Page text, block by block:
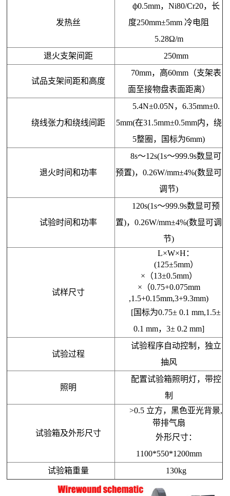
发热丝
ф0.5mm，Ni80/Cr20，长
度250mm±5mm 冷电阻
5.28Ω/m
退火支架间距
250mm
试品支架间距和高度
70mm，高60mm（支架表
面至接物盘表面距离）
绕线张力和绕线间距
5.4N±0.05N，6.35mm±0.
5mm(在31.5mm±0.5mm内，绕
5整圈，国标为6mm)
退火时间和功率
8s～12s(1s～999.9s数显可
预置)，0.26W/mm±4%(数显可
调节)
试验时间和功率
120s(1s～999.9s数显可预
置)，0.26W/mm±4%(数显可调
节)
试样尺寸
L×W×H：
(125±5mm）
×（13±0.5mm）
×（0.75+0.075mm
,1.5+0.15mm,3+9.3mm)
[国标为0.75± 0.1 mm,1.5±
0.1 mm，3± 0.2 mm]
试验过程
试验程序自动控制，独立
抽风
照明
配置试验箱照明灯，带控
制
试验箱及外形尺寸
>0.5 立方，黑色亚光背景,
带排气扇
外形尺寸：
1100*550*1200mm
试验箱重量 130kg